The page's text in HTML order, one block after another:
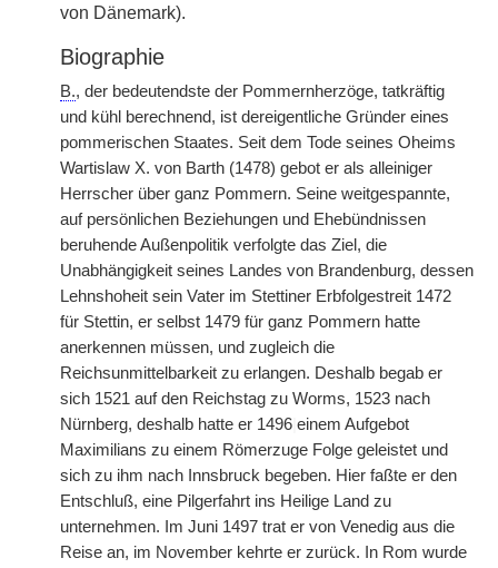
von Dänemark).
Biographie
B., der bedeutendste der Pommernherzöge, tatkräftig
und kühl berechnend, ist dereigentliche Gründer eines
pommerischen Staates. Seit dem Tode seines Oheims
Wartislaw X. von Barth (1478) gebot er als alleiniger
Herrscher über ganz Pommern. Seine weitgespannte,
auf persönlichen Beziehungen und Ehebündnissen
beruhende Außenpolitik verfolgte das Ziel, die
Unabhängigkeit seines Landes von Brandenburg, dessen
Lehnshoheit sein Vater im Stettiner Erbfolgestreit 1472
für Stettin, er selbst 1479 für ganz Pommern hatte
anerkennen müssen, und zugleich die
Reichsunmittelbarkeit zu erlangen. Deshalb begab er
sich 1521 auf den Reichstag zu Worms, 1523 nach
Nürnberg, deshalb hatte er 1496 einem Aufgebot
Maximilians zu einem Römerzuge Folge geleistet und
sich zu ihm nach Innsbruck begeben. Hier faßte er den
Entschluß, eine Pilgerfahrt ins Heilige Land zu
unternehmen. Im Juni 1497 trat er von Venedig aus die
Reise an, im November kehrte er zurück. In Rom wurde